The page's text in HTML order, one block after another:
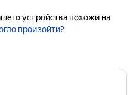
устройства похожи на
произойти?